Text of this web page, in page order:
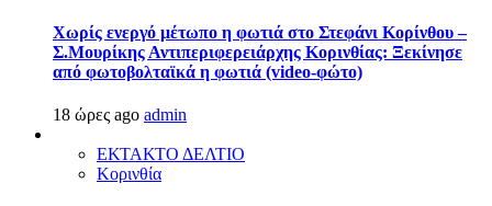
Χωρίς ενεργό μέτωπο η φωτιά στο Στεφάνι Κορίνθου –
Σ.Μουρίκης Αντιπεριφερειάρχης Κορινθίας: Ξεκίνησε
από φωτοβολταϊκά η φωτιά (video-φώτο)
18 ώρες ago admin
ΕΚΤΑΚΤΟ ΔΕΛΤΙΟ
Κορινθία